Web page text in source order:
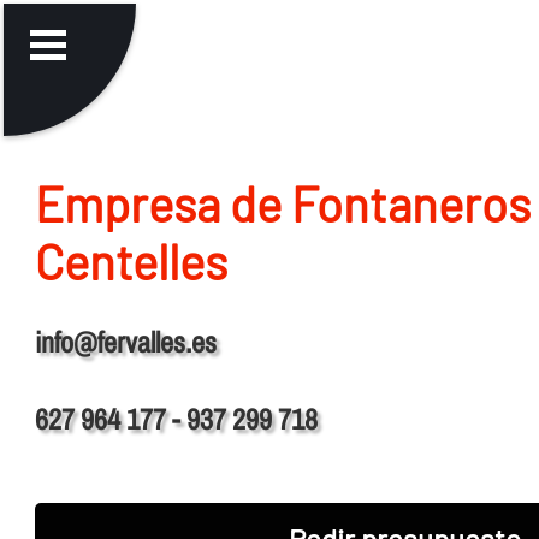
Empresa de
Centelles
info@fervalles.es
627 964 177 - 937 299 718